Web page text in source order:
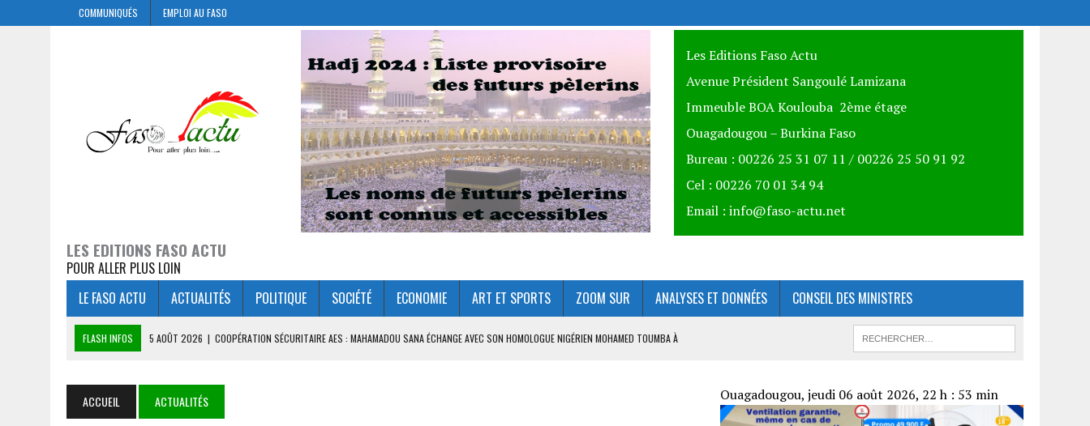
COMMUNIQUÉS EMPLOI AU FASO
LES EDITIONS FASO ACTU
POUR ALLER PLUS LOIN
Les Editions Faso Actu
Avenue Président Sangoulé Lamizana
Immeuble BOA Koulouba 2ème étage
Ouagadougou – Burkina Faso
Bureau : 00226 25 31 07 11 / 00226 25 50 91 92
Cel : 00226 70 01 34 94
Email : info@faso-actu.net
LE FASO ACTU ACTUALITÉS POLITIQUE SOCIÉTÉ ECONOMIE ART ET SPORTS ZOOM SUR ANALYSES ET DONNÉES CONSEIL DES MINISTRES
FLASH INFOS 5 AOÛT 2026 | COOPÉRATION SÉCURITAIRE AES : MAHAMADOU SANA ÉCHANGE AVEC SON HOMOLOGUE NIGÉRIEN MOHAMED TOUMBA À
‎COOPERATION BURKINA FASO- SYSTÈME DES NATIONS UNIES : EN FIN DE MISSION, LE REPRÉSENTANT RÉSIDENT PAR INTÉRIM SALUE UN
PARTENARIAT SOLIDE ET PORTEUR D’ESPOIR
ACCUEIL ACTUALITÉS Ouagadougou, jeudi 06 août 2026, 22 h : 53 min